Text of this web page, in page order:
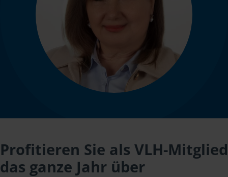
Profitieren Sie als VLH-Mitglied
das ganze Jahr über